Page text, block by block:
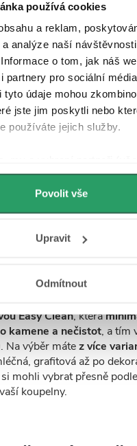
používá cookies
a reklam,
analýze naší
o tom, jak náš
partnery pro sociální
tyto údaje mohou
jste jim poskytli nebo
používáte jejich služby.
cookies pro analytiku a
reklamu. Jak Google
na stránkách
Povolit vše
Upravit
Odmítnout
pevnost, stabilitu a
Easy Clean, která
kamene a nečistot, a tím
Na výběr mátez více
grafitová až po
mohli vybrat přesně
koupelny.